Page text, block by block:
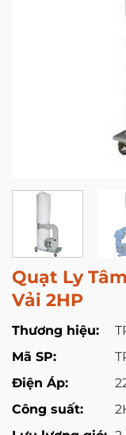
Quạt Ly
Vải 2HP
Thương hiệu:
Mã SP:
Điện Áp:
Công suất: